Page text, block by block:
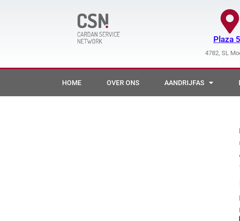
Plaza
4782, SL
HOME OVER ONS AANDRIJFAS